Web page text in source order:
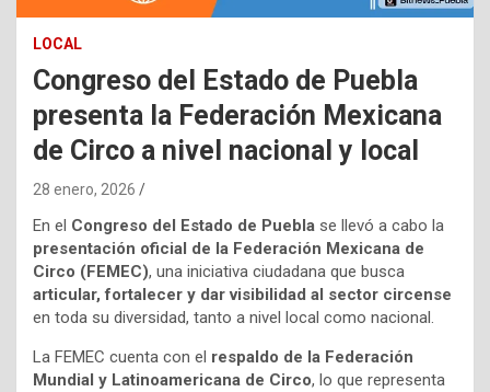
LOCAL
Congreso del Estado de Puebla
presenta la Federación Mexicana
de Circo a nivel nacional y local
28 enero, 2026
En el Congreso del Estado de Puebla se llevó a cabo la
presentación oficial de la Federación Mexicana de
Circo (FEMEC), una iniciativa ciudadana que busca
articular, fortalecer y dar visibilidad al sector circense
en toda su diversidad, tanto a nivel local como nacional.
La FEMEC cuenta con el respaldo de la Federación
Mundial y Latinoamericana de Circo, lo que representa